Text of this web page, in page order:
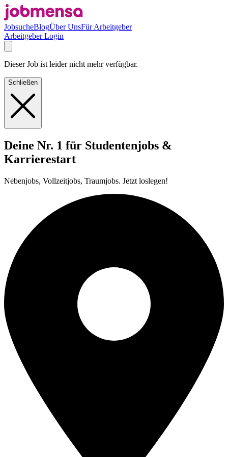
JobsucheBlogÜber UnsFür Arbeitgeber
Arbeitgeber Login
Dieser Job ist leider nicht mehr verfügbar.
Schließen
Deine Nr. 1 für Studentenjobs &
Karrierestart
Nebenjobs, Vollzeitjobs, Traumjobs. Jetzt loslegen!